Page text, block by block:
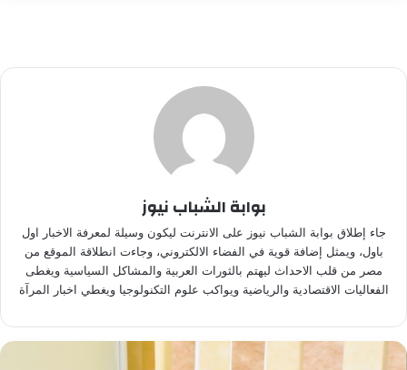
بوابة الشباب نيوز
جاء إطلاق بوابة الشباب نيوز على الانترنت ليكون وسيلة لمعرفة الاخبار اول
باول، ويمثل إضافة قوية في الفضاء الالكتروني، وجاءت انطلاقة الموقع من
مصر من قلب الاحداث ليهتم بالثورات العربية والمشاكل السياسية ويغطى
الفعاليات الاقتصادية والرياضية ويواكب علوم التكنولوجيا ويغطي اخبار المرآة